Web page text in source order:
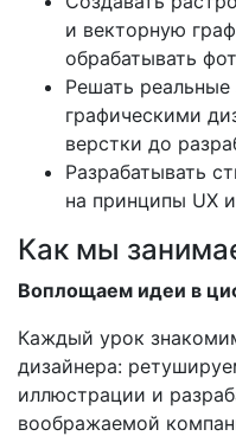
и векторную
обрабатывать
Решать
графическими
верстки до
Разрабатывать
на принципы UX
Как мы
Воплощаем идеи в
Каждый урок
дизайнера:
иллюстрации и
воображаемой